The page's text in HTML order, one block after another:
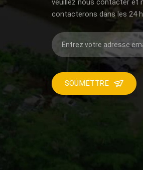
veuillez nous contacter et
contacterons dans les 24
SOUMETTRE